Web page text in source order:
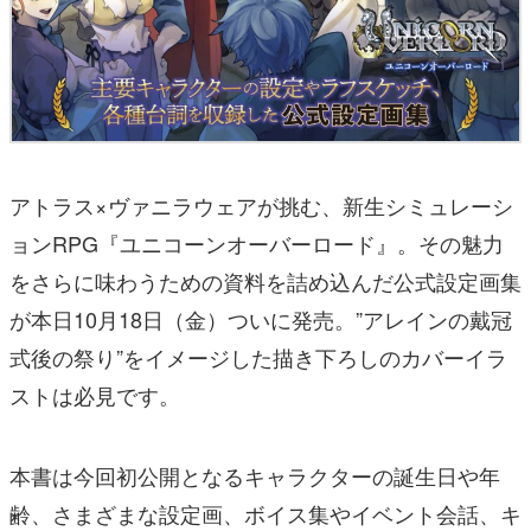
アトラス×ヴァニラウェアが挑む、新生シミュレーシ
ョンRPG『ユニコーンオーバーロード』。その魅力
をさらに味わうための資料を詰め込んだ公式設定画集
が本日10月18日（金）ついに発売。”アレインの戴冠
式後の祭り”をイメージした描き下ろしのカバーイラ
ストは必見です。
本書は今回初公開となるキャラクターの誕生日や年
齢、さまざまな設定画、ボイス集やイベント会話、キ